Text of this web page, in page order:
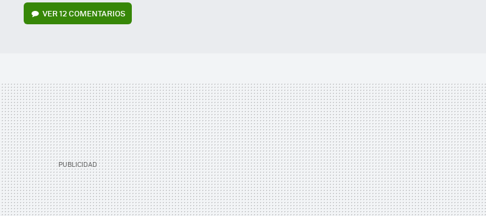
VER12 COMENTARIOS